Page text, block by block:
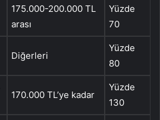
175.000-200.000 TL
arası
Yüzde
70
Diğerleri
Yüzde
80
170.000 TL’ye kadar
Yüzde
130